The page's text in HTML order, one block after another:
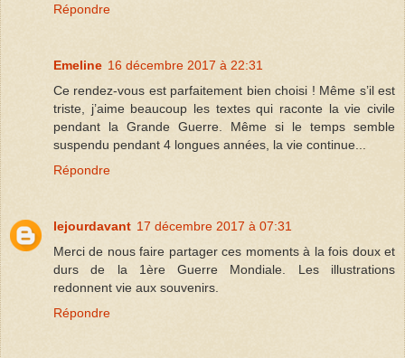
Répondre
Emeline 16 décembre 2017 à 22:31
Ce rendez-vous est parfaitement bien choisi ! Même s’il est
triste, j’aime beaucoup les textes qui raconte la vie civile
pendant la Grande Guerre. Même si le temps semble
suspendu pendant 4 longues années, la vie continue...
Répondre
lejourdavant 17 décembre 2017 à 07:31
Merci de nous faire partager ces moments à la fois doux et
durs de la 1ère Guerre Mondiale. Les illustrations
redonnent vie aux souvenirs.
Répondre